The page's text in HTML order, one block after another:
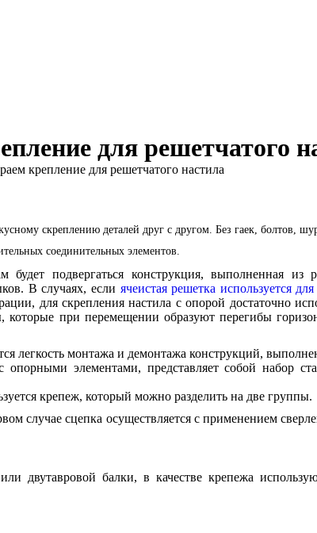
для решетчатого
крепление для решетчатого настила
скреплению деталей друг с другом. Без гаек, болтов,
соединительных элементов.
подвергаться конструкция, выполненная из
В случаях, если ячеистая решетка используется для
для скрепления настила с опорой достаточно
при перемещении образуют перегибы
легкость монтажа и демонтажа конструкций,
элементами, представляет собой набор
крепеж, который можно разделить на две группы.
случае сцепка осуществляется с применением
двутавровой балки, в качестве крепежа